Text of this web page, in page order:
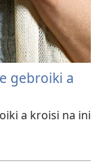
gebroiki a
a kroisi na ini